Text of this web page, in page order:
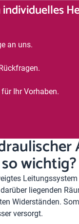
an uns.
Ihr Vorhaben.
wichtig?
liegenden
Widerständen.
versorgt.